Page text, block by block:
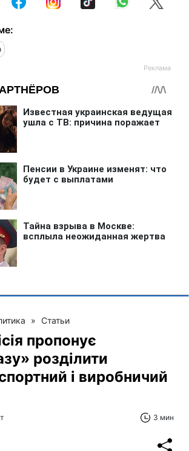
» Статьи
пропонує
розділити
і виробничий
3 мин